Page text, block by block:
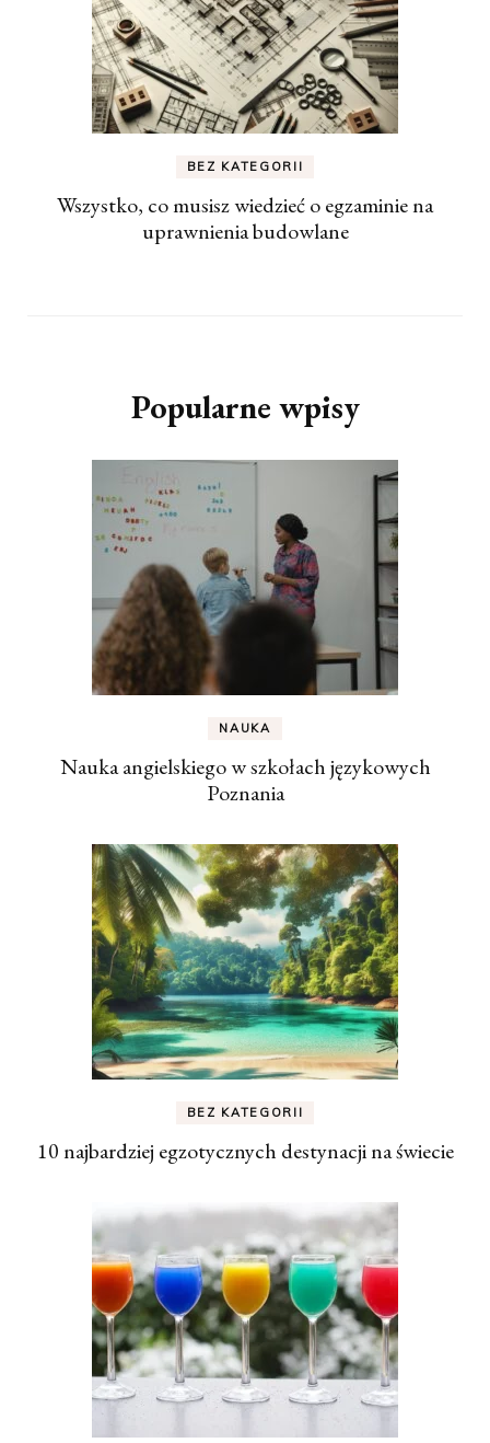
BEZ KATEGORII
Wszystko, co musisz wiedzieć o egzaminie na
uprawnienia budowlane
Popularne wpisy
NAUKA
Nauka angielskiego w szkołach językowych
Poznania
BEZ KATEGORII
10 najbardziej egzotycznych destynacji na świecie